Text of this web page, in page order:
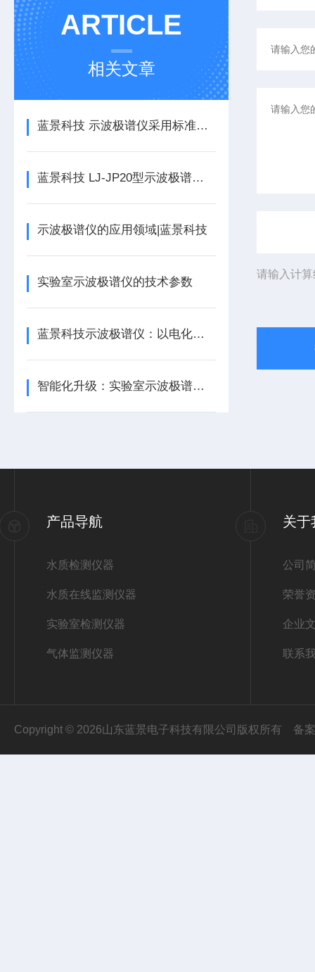
ARTICLE
相关文章
蓝景科技 示波极谱仪采用标准三电极系统，保障电化学测量稳定性与可重复性
蓝景科技 LJ-JP20型示波极谱仪：助力各领域实现精准检测
示波极谱仪的应用领域|蓝景科技
实验室示波极谱仪的技术参数
蓝景科技示波极谱仪：以电化学精准检测，赋能多领域高质量发展
智能化升级：实验室示波极谱仪的技术发展趋势/蓝景科技
请输入计
产品导航
水质检测仪器
水质在线监测仪器
实验室检测仪器
气体监测仪器
关于
公司
荣誉
企业
联系
Copyright © 2026山东蓝景电子科技有限公司版权所有 备